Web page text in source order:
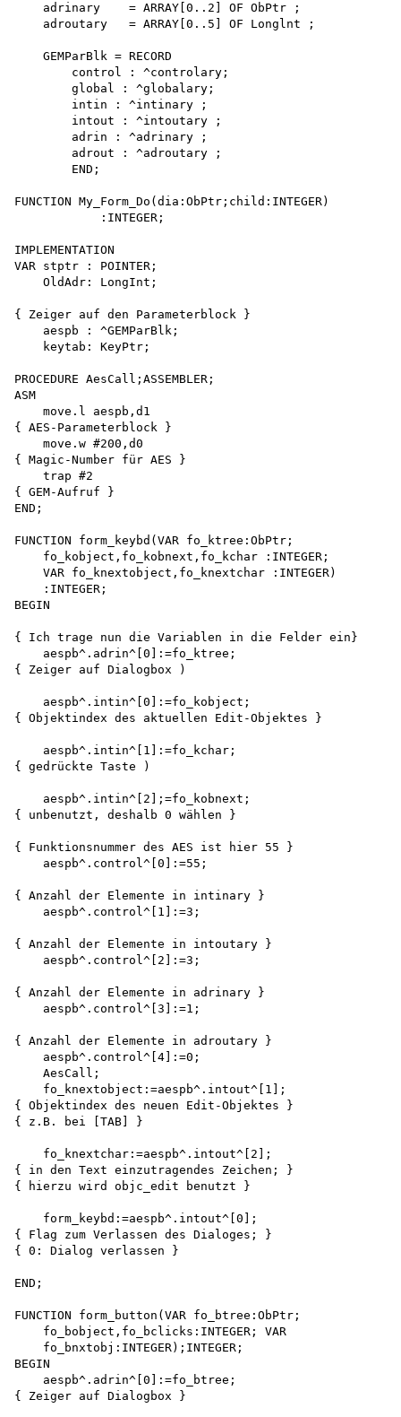
    adrinary    = ARRAY[0..2] OF ObPtr ;
    adroutary   = ARRAY[0..5] OF Longlnt ;
    GEMParBlk = RECORD
        control : ^controlary;
        global : ^globalary;
        intin : ^intinary ;
        intout : ^intoutary ;
        adrin : ^adrinary ;
        adrout : ^adroutary ;
        END;
FUNCTION My_Form_Do(dia:ObPtr;child:INTEGER)
            :INTEGER;
IMPLEMENTATION
VAR stptr : POINTER;
    OldAdr: LongInt;
{ Zeiger auf den Parameterblock }
    aespb : ^GEMParBlk;
    keytab: KeyPtr;
PROCEDURE AesCall;ASSEMBLER;
ASM
    move.l aespb,d1
{ AES-Parameterblock }
    move.w #200,d0
{ Magic-Number für AES }
    trap #2
{ GEM-Aufruf }
END;
FUNCTION form_keybd(VAR fo_ktree:ObPtr;
    fo_kobject,fo_kobnext,fo_kchar :INTEGER;
    VAR fo_knextobject,fo_knextchar :INTEGER)
    :INTEGER;
BEGIN
{ Ich trage nun die Variablen in die Felder ein}
    aespb^.adrin^[0]:=fo_ktree;
{ Zeiger auf Dialogbox )
    aespb^.intin^[0]:=fo_kobject;
{ Objektindex des aktuellen Edit-Objektes }
    aespb^.intin^[1]:=fo_kchar;
{ gedrückte Taste )
    aespb^.intin^[2];=fo_kobnext;
{ unbenutzt, deshalb 0 wählen }
{ Funktionsnummer des AES ist hier 55 }
    aespb^.control^[0]:=55;
{ Anzahl der Elemente in intinary }
    aespb^.control^[1]:=3;
{ Anzahl der Elemente in intoutary }
    aespb^.control^[2]:=3;
{ Anzahl der Elemente in adrinary }
    aespb^.control^[3]:=1;
{ Anzahl der Elemente in adroutary }
    aespb^.control^[4]:=0;
    AesCall;
    fo_knextobject:=aespb^.intout^[1];
{ Objektindex des neuen Edit-Objektes }
{ z.B. bei [TAB] }
    fo_knextchar:=aespb^.intout^[2];
{ in den Text einzutragendes Zeichen; }
{ hierzu wird objc_edit benutzt }
    form_keybd:=aespb^.intout^[0];
{ Flag zum Verlassen des Dialoges; }
{ 0: Dialog verlassen }
END;
FUNCTION form_button(VAR fo_btree:ObPtr;
    fo_bobject,fo_bclicks:INTEGER; VAR
    fo_bnxtobj:INTEGER);INTEGER;
BEGIN
    aespb^.adrin^[0]:=fo_btree;
{ Zeiger auf Dialogbox }